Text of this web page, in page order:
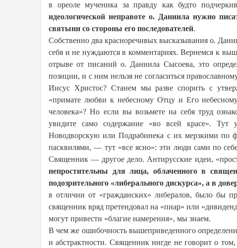
в ореоле мученика за правду как будто
идеологической неправоте о. Даниила нужно
святыни со стороны его последователей.
Собственно два красноречивых высказывания о.
себя и не нуждаются в комментариях. Вернемся к
отрыве от писаний о. Даниила Сысоева, это
позиции, и с ним нельзя не согласиться
Иисус Христос? Станем мы разве спорить с
«примате любви к небесному Отцу и Его
человека»? Но если вы возьмете на себя труд
увидите само содержание «во всей красе».
Новодворскую или Подрабинека с их мерзкими по
пасквилями, — тут «все ясно»: эти люди сами по
Священник — другое дело. Антирусские идеи,
непростительны для лица, облаченного в
подозрительного «либерального дискурса», а в
в отличии от «гражданских» либералов, было бы
священник вряд претендовал на «пиар» или
могут привести «благие намерения», мы знаем.
В чем же ошибочность вышеприведенного
и абстрактности. Священник нигде не говорит о